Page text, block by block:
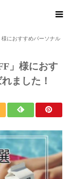
におすすめパーソナル
」様におす
ました！